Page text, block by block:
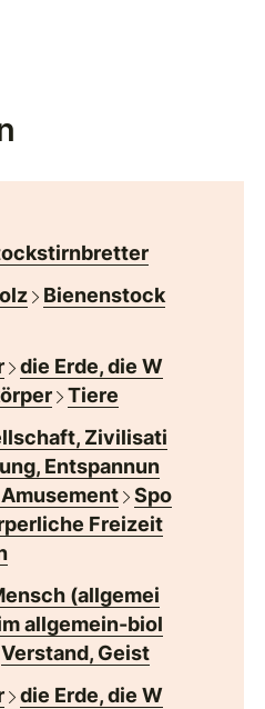
Bienenstock
die Erde, die W
Tiere
Zivilisati
Entspannun
Spo
Freizeit
(allgemei
allgemein-biol
Verstand, Geist
die Erde, die W